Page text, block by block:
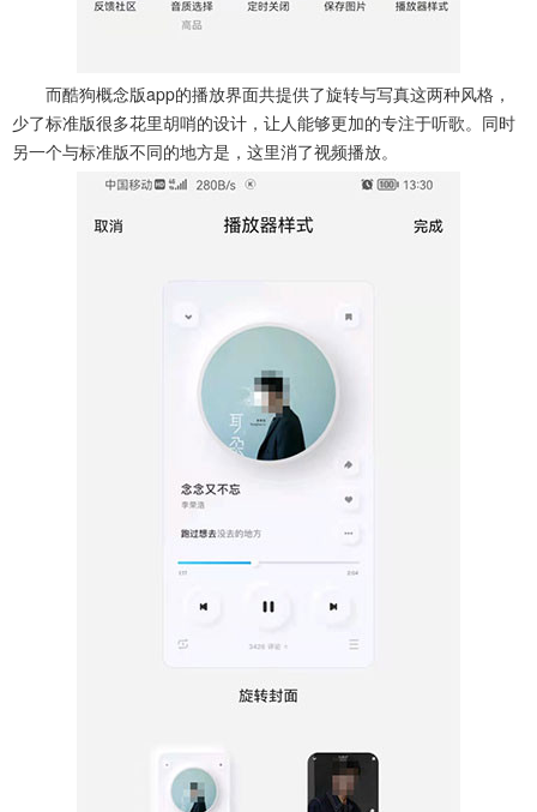
而酷狗概念版app的播放界面共提供了旋转与写真这两种风格，
少了标准版很多花里胡哨的设计，让人能够更加的专注于听歌。同时
另一个与标准版不同的地方是，这里消了视频播放。